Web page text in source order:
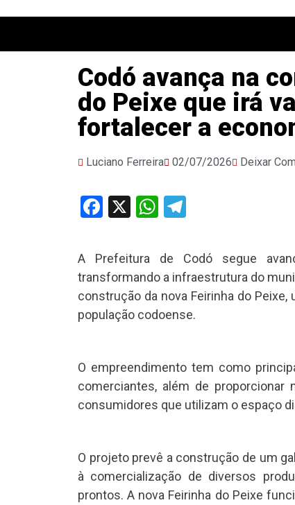
Codó avança na
do Peixe que irá
fortalecer a
Luciano Ferreira 02/07/2026 Deixar
Facebook
X WhatsApp
A Prefeitura de Codó segue
transformando a infraestrutura do
construção da nova Feirinha do
população codoense.
O empreendimento tem como
comerciantes, além de proporcionar
consumidores que utilizam o espaço
O projeto prevê a construção de um
à comercialização de diversos
prontos. A nova Feirinha do Peixe